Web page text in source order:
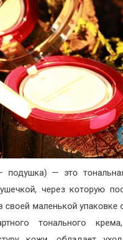
— это
через которую
маленькой упаковке
тонального